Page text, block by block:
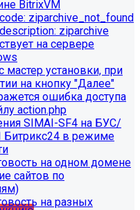
продуктов на
версия PHP - 8.4
продуктов на
версия MySql
BitrixVM
ziparchive_not_found
ziparchive
на сервере
мастер установки, при
на кнопку "Далее"
ошибка доступа
action.php
SIMAI-SF4 на БУС/
в режиме
на одном домене
сайтов по
на разных